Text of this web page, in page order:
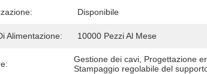
Disponibile
Alimentazione: 10000 Pezzi Al Mese
Gestione dei cavi Progettazione
Stampaggio regolabile del